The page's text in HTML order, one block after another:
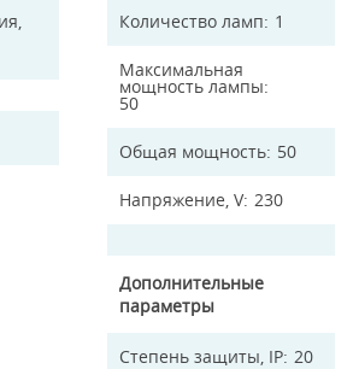
Количество ламп 1
Максимальная
мощность лампы
50
Общая мощность 50
Напряжение, V 230
Дополнительные
параметры
Степень защиты, IP 20